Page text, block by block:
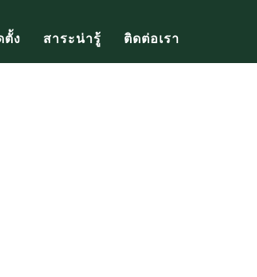
ตั้ง สาระน่ารู้ ติดต่อเรา